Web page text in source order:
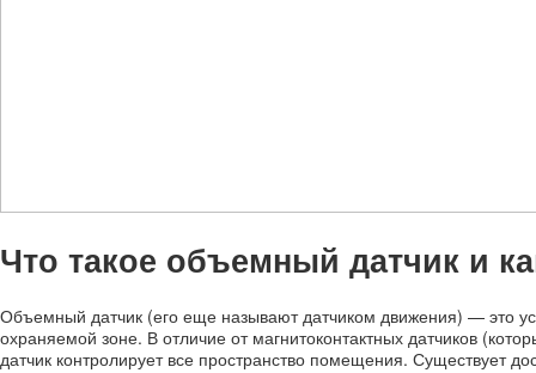
Что такое объемный датчик и
Объемный датчик (его еще называют датчиком движения) — это
охраняемой зоне. В отличие от магнитоконтактных датчиков
датчик контролирует все пространство помещения. Существует